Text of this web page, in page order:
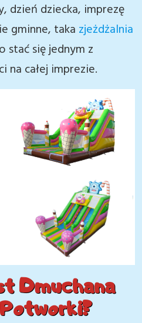
dzień dziecka, imprezę
gminne, taka zjeżdżalnia
stać się jednym z
na całej imprezie.
Dmuchana